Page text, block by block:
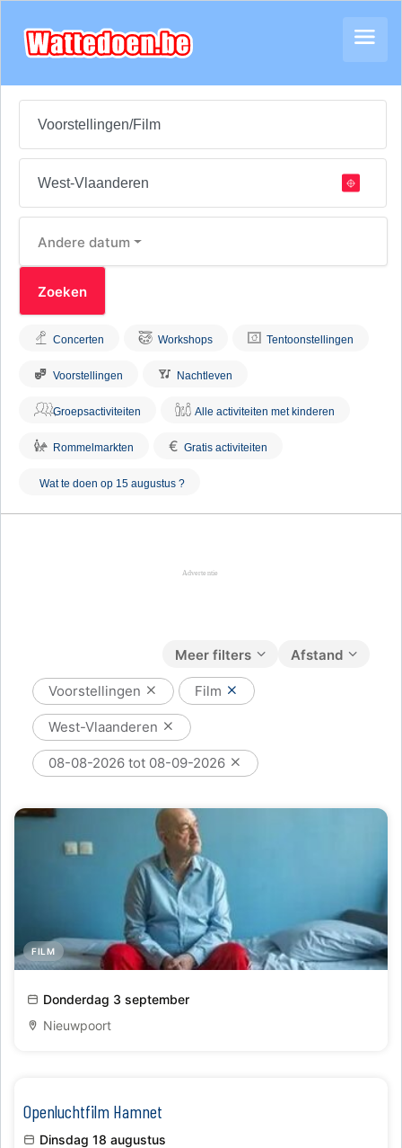
Andere datum
Concerten Workshops Tentoonstellingen
Voorstellingen Nachtleven
Groepsactiviteiten Alle activiteiten met kinderen
Rommelmarkten € Gratis activiteiten
Wat te doen op 15 augustus ?
Afstand
Meer filters
Voorstellingen Film
West-Vlaanderen
08-08-2026 tot 08-09-2026
FILM
Cinema City - Zondag de Negenste
Donderdag 3 september
Nieuwpoort
Openluchtfilm Hamnet
Dinsdag 18 augustus